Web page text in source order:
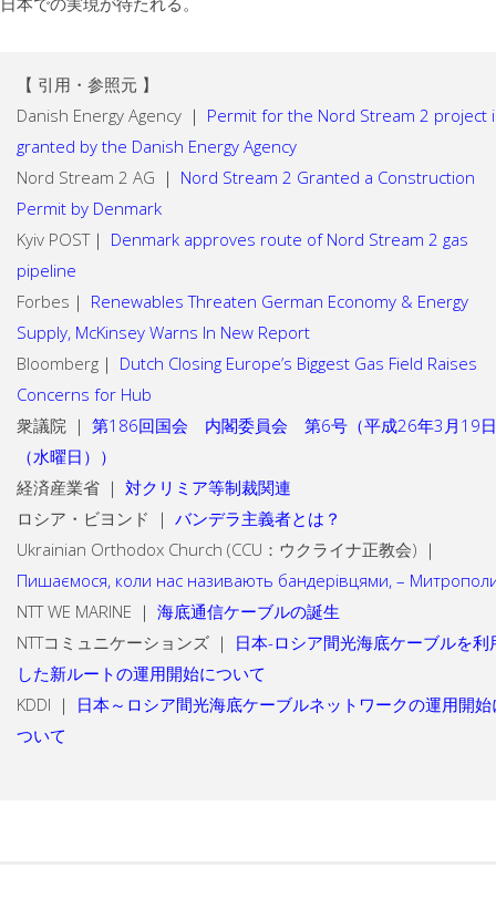
【 引用・参照元 】
Danish Energy Agency ｜ Permit for the Nord Stream 2 project
granted by the Danish Energy Agency
Nord Stream 2 AG ｜ Nord Stream 2 Granted a Construction
Permit by Denmark
Kyiv POST｜ Denmark approves route of Nord Stream 2 gas
pipeline
Forbes｜ Renewables Threaten German Economy & Energy
Supply, McKinsey Warns In New Report
Bloomberg｜ Dutch Closing Europe’s Biggest Gas Field Raises
Concerns for Hub
衆議院 ｜ 第186回国会 内閣委員会 第6号（平成26年3月19日
（水曜日））
経済産業省 ｜ 対クリミア等制裁関連
ロシア・ビヨンド ｜ バンデラ主義者とは？
Ukrainian Orthodox Church (CCU：ウクライナ正教会) ｜
Пишаємося, коли нас називають бандерівцями, –
NTT WE MARINE ｜ 海底通信ケーブルの誕生
NTTコミュニケーションズ ｜ 日本-ロシア間光海底ケーブルを利
した新ルートの運用開始について
KDDI ｜ 日本～ロシア間光海底ケーブルネットワークの運用開始
ついて